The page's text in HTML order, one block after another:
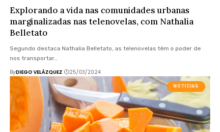
Explorando a vida nas comunidades urbanas
marginalizadas nas telenovelas, com Nathalia
Belletato
Segundo destaca Nathalia Belletato, as telenovelas têm o poder de
nos transportar…
ByDIEGO VELÁZQUEZ 25/03/2024
NOTICIAS